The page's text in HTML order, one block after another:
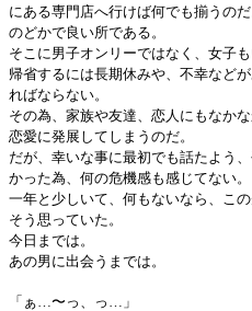
にある専門店へ行けば何でも揃うのだ
のどかで良い所である。
そこに男子オンリーではなく、女子
帰省するには長期休みや、不幸など
ればならない。
その為、家族や友達、恋人にもなか
恋愛に発展してしまうのだ。
だが、幸いな事に最初でも話たよう
かった為、何の危機感も感じてない。
一年と少しいて、何もないなら、この
そう思っていた。
今日までは。
あの男に出会うまでは。
「ぁ…〜っ、っ…」